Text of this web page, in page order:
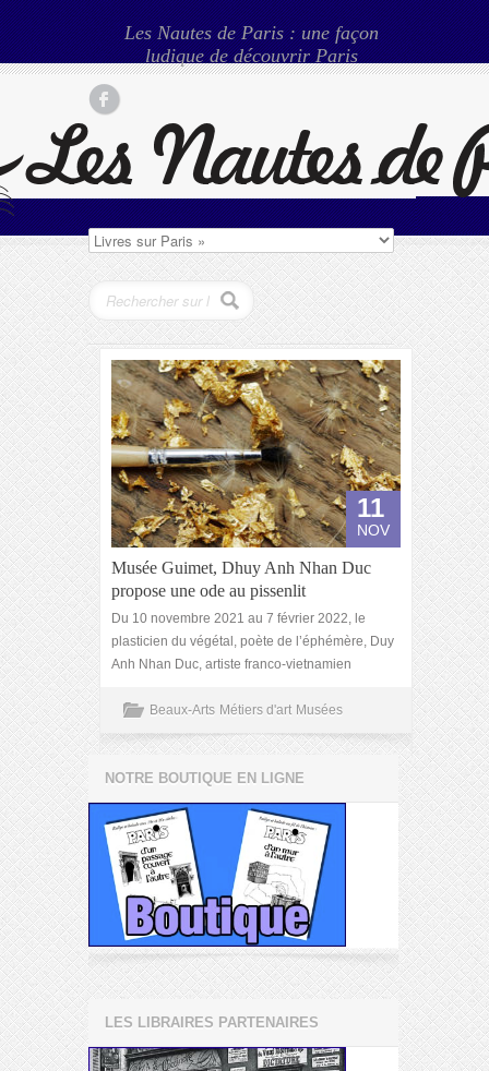
Les Nautes de Paris : une façon
ludique de découvrir Paris
11
NOV
Musée Guimet, Dhuy Anh Nhan Duc
propose une ode au pissenlit
Du 10 novembre 2021 au 7 février 2022, le
plasticien du végétal, poète de l’éphémère, Duy
Anh Nhan Duc, artiste franco-vietnamien
Beaux-Arts Métiers d'art Musées
NOTRE BOUTIQUE EN LIGNE
LES LIBRAIRES PARTENAIRES